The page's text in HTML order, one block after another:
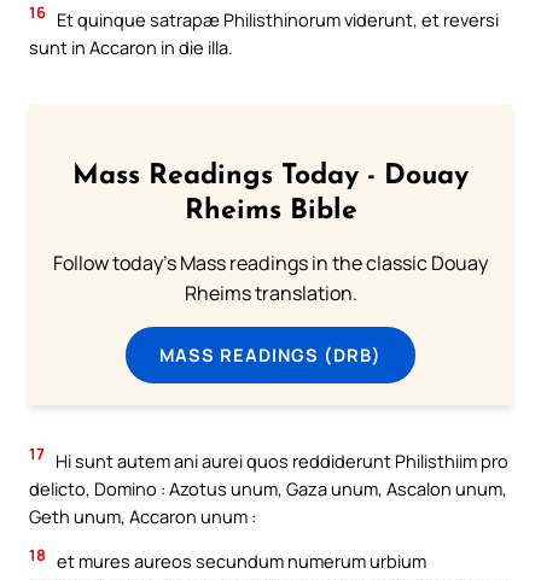
16 Et quinque satrapæ Philisthinorum viderunt, et reversi
sunt in Accaron in die illa.
Mass Readings Today - Douay
Rheims Bible
Follow today's Mass readings in the classic Douay
Rheims translation.
MASS READINGS (DRB)
17 Hi sunt autem ani aurei quos reddiderunt Philisthiim pro
delicto, Domino : Azotus unum, Gaza unum, Ascalon unum,
Geth unum, Accaron unum :
18 et mures aureos secundum numerum urbium